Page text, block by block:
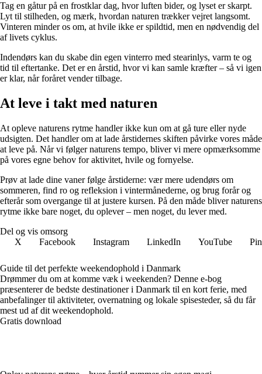
Tag en gåtur på en frostklar dag, hvor luften bider, og lyset er skarpt.
Lyt til stilheden, og mærk, hvordan naturen trækker vejret langsomt.
Vinteren minder os om, at hvile ikke er spildtid, men en nødvendig del
af livets cyklus.
Indendørs kan du skabe din egen vinterro med stearinlys, varm te og
tid til eftertanke. Det er en årstid, hvor vi kan samle kræfter – så vi igen
er klar, når foråret vender tilbage.
At leve i takt med naturen
At opleve naturens rytme handler ikke kun om at gå ture eller nyde
udsigten. Det handler om at lade årstidernes skiften påvirke vores måde
at leve på. Når vi følger naturens tempo, bliver vi mere opmærksomme
på vores egne behov for aktivitet, hvile og fornyelse.
Prøv at lade dine vaner følge årstiderne: vær mere udendørs om
sommeren, find ro og refleksion i vintermånederne, og brug forår og
efterår som overgange til at justere kursen. På den måde bliver naturens
rytme ikke bare noget, du oplever – men noget, du lever med.
Del og vis omsorg
X
Facebook Instagram LinkedIn YouTube
Guide til det perfekte weekendophold i Danmark
Drømmer du om at komme væk i weekenden? Denne e-bog
præsenterer de bedste destinationer i Danmark til en kort ferie, med
anbefalinger til aktiviteter, overnatning og lokale spisesteder, så du får
mest ud af dit weekendophold.
Gratis download